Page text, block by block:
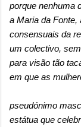
porque nenhuma
a Maria da Fonte,
consensuais da
um colectivo,
para visão tão
em que as
pseudónimo
estátua que